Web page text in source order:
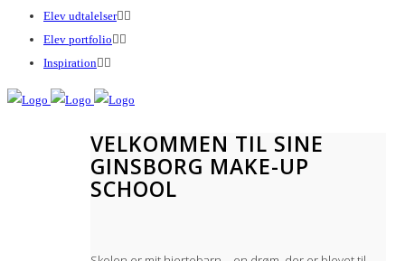
Elev udtalelser
Elev portfolio
Inspiration
VELKOMMEN TIL SINE
GINSBORG MAKE-UP
SCHOOL